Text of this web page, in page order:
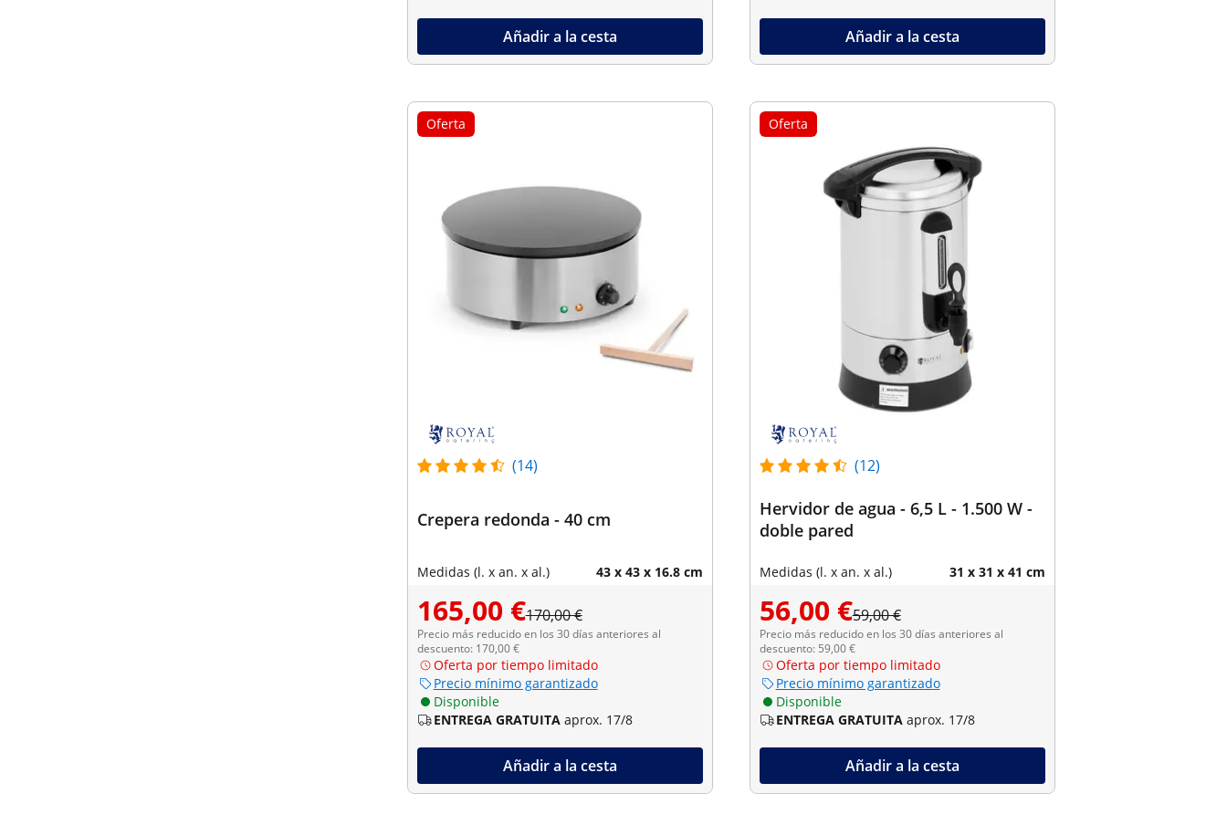
Añadir a la cesta Añadir a la cesta
Oferta
(14)
Crepera redonda - 40 cm
Medidas (l. x an. x al.) 43 x 43 x 16.8 cm
165,00 €170,00 €
Precio más reducido en los 30 días anteriores al
descuento: 170,00 €
Oferta por tiempo limitado
Precio mínimo garantizado
Disponible
ENTREGA GRATUITA aprox. 17/8
Añadir a la cesta
Oferta
(12)
Hervidor de agua - 6,5 L - 1.500 W -
doble pared
Medidas (l. x an. x al.) 31 x 31 x 41 cm
56,00 €59,00 €
Precio más reducido en los 30 días anteriores al
descuento: 59,00 €
Oferta por tiempo limitado
Precio mínimo garantizado
Disponible
ENTREGA GRATUITA aprox. 17/8
Añadir a la cesta